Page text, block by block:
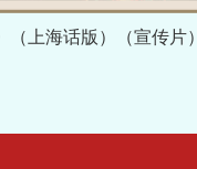
上海话版）（宣传片）